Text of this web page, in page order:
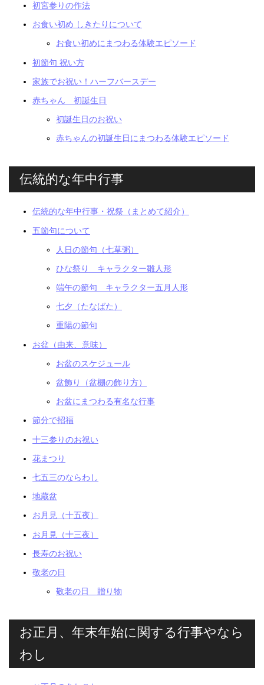
初宮参りの作法
お食い初め しきたりについて
お食い初めにまつわる体験エピソード
初節句 祝い方
家族でお祝い！ハーフバースデー
赤ちゃん 初誕生日
初誕生日のお祝い
赤ちゃんの初誕生日にまつわる体験エピソード
伝統的な年中行事
伝統的な年中行事・祝祭（まとめて紹介）
五節句について
人日の節句（七草粥）
ひな祭り キャラクター雛人形
端午の節句 キャラクター五月人形
七夕（たなばた）
重陽の節句
お盆（由来、意味）
お盆のスケジュール
盆飾り（盆棚の飾り方）
お盆にまつわる有名な行事
節分で招福
十三参りのお祝い
花まつり
七五三のならわし
地蔵盆
お月見（十五夜）
お月見（十三夜）
長寿のお祝い
敬老の日
敬老の日 贈り物
お正月、年末年始に関する行事やなら
わし